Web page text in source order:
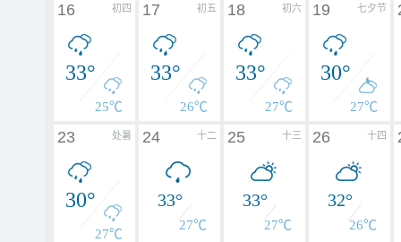
初四
16
33°
25℃
初五
17
33°
26℃
初六
18
33°
27℃
七夕节
19
30°
27℃
处暑
23
30°
27℃
十二
24
33°
27℃
十三
25
33°
27℃
十四
26
32°
26℃